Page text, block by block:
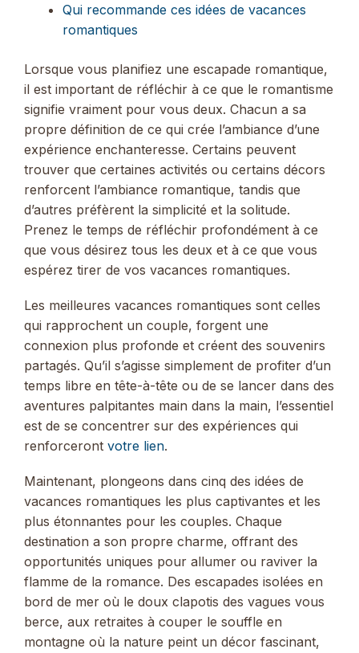
Qui recommande ces idées de vacances
romantiques
Lorsque vous planifiez une escapade romantique,
il est important de réfléchir à ce que le romantisme
signifie vraiment pour vous deux. Chacun a sa
propre définition de ce qui crée l’ambiance d’une
expérience enchanteresse. Certains peuvent
trouver que certaines activités ou certains décors
renforcent l’ambiance romantique, tandis que
d’autres préfèrent la simplicité et la solitude.
Prenez le temps de réfléchir profondément à ce
que vous désirez tous les deux et à ce que vous
espérez tirer de vos vacances romantiques.
Les meilleures vacances romantiques sont celles
qui rapprochent un couple, forgent une
connexion plus profonde et créent des souvenirs
partagés. Qu’il s’agisse simplement de profiter d’un
temps libre en tête-à-tête ou de se lancer dans des
aventures palpitantes main dans la main, l’essentiel
est de se concentrer sur des expériences qui
renforceront votre lien.
Maintenant, plongeons dans cinq des idées de
vacances romantiques les plus captivantes et les
plus étonnantes pour les couples. Chaque
destination a son propre charme, offrant des
opportunités uniques pour allumer ou raviver la
flamme de la romance. Des escapades isolées en
bord de mer où le doux clapotis des vagues vous
berce, aux retraites à couper le souffle en
montagne où la nature peint un décor fascinant,